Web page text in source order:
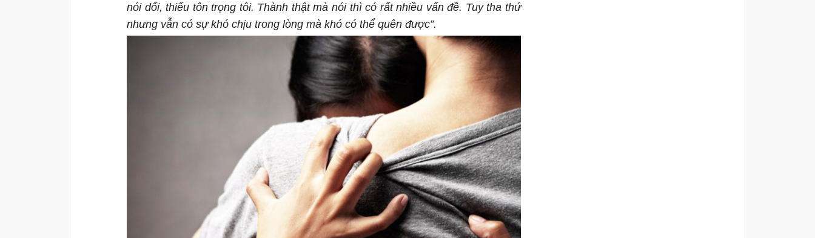
nói dối, thiếu tôn trọng tôi. Thành thật mà nói thì có rất nhiều vấn đề. Tuy tha thứ
nhưng vẫn có sự khó chịu trong lòng mà khó có thể quên được”.